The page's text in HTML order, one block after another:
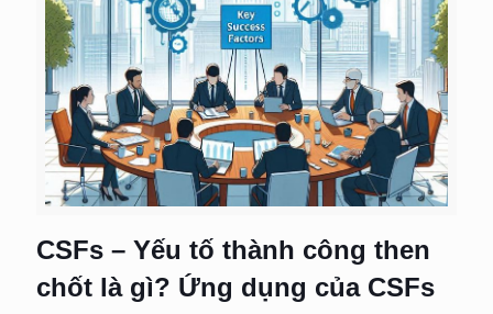
CSFs – Yếu tố thành công then
chốt là gì? Ứng dụng của CSFs